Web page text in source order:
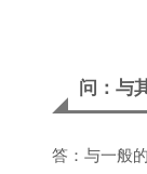
问：与
答：与一般